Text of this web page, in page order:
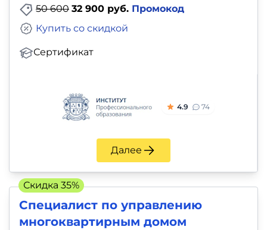
50 600 32 900 руб. Промокод
Сертификат
Купить со скидкой
4.9 74
Далее
Специалист по управлению
многоквартирным домом
Скидка 35%